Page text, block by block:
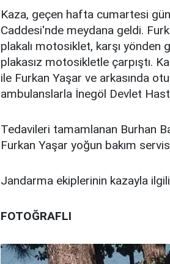
Kaza, geçen hafta cumartesi
Caddesi'nde meydana geldi.
plakalı motosiklet, karşı yönden
plakasız motosikletle çarpıştı.
ile Furkan Yaşar ve arkasında
ambulanslarla İnegöl Devlet
Tedavileri tamamlanan Burhan
Furkan Yaşar yoğun bakım
Jandarma ekiplerinin kazayla
FOTOĞRAFLI